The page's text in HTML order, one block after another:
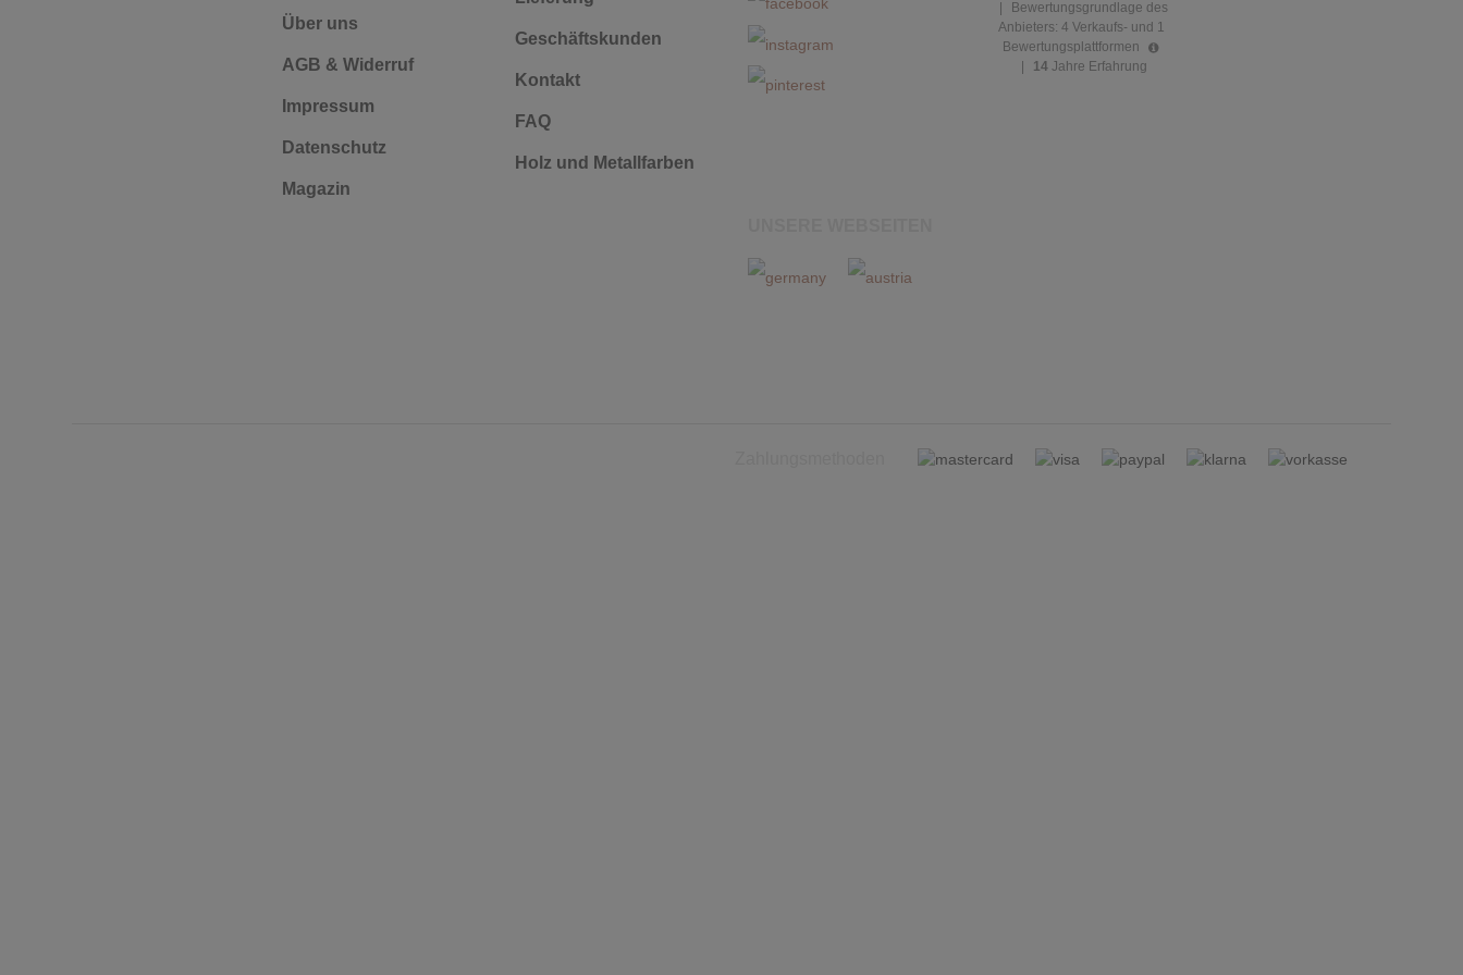
Über uns
AGB & Widerruf
Impressum
Datenschutz
Magazin
Geschäftskunden
Kontakt
FAQ
Holz und Metallfarben
Bewertungsgrundlage des
Anbieters: 4 Verkaufs- und 1
Bewertungsplattformen
14 Jahre Erfahrung